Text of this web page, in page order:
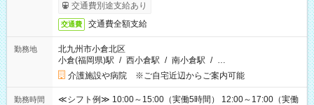
交通費別途支給あり
交通費 交通費全額支給
勤務地
北九州市小倉北区
小倉(福岡県)駅 / 西小倉駅 / 南小倉駅 / …
介護施設や病院 ※ご自宅近辺からご案内可能
勤務時間
≪シフト例≫ 10:00～15:00（実働5時間） 12:00～17:00（実働